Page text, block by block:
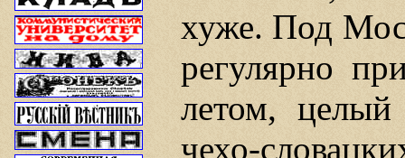
хуже. Под
регулярно
летом, целый
чехо-